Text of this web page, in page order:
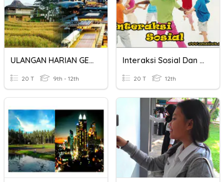
ULANGAN HARIAN GEOGRAFI - INTERAKSI DESA DAN KOTA
20 T 9th - 12th
Interaksi Sosial Dan Lembaga Sosial
20 T 12th